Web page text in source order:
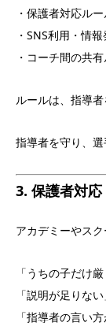
・保護者対応ル
・SNS利用・情
・コーチ間の共
ルールは、指導
指導者を守り、
3. 保護者対
アカデミーやス
「うちの子だけ
「説明が足りない
「指導者の言い方